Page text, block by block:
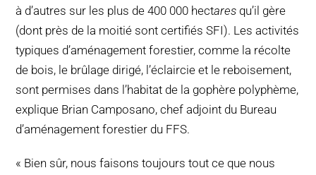
à d’autres sur les plus de 400 000 hectares qu’il gère
(dont près de la moitié sont certifiés SFI). Les activités
typiques d’aménagement forestier, comme la récolte
de bois, le brûlage dirigé, l’éclaircie et le reboisement,
sont permises dans l’habitat de la gophère polyphème,
explique Brian Camposano, chef adjoint du Bureau
d’aménagement forestier du FFS.
« Bien sûr, nous faisons toujours tout ce que nous